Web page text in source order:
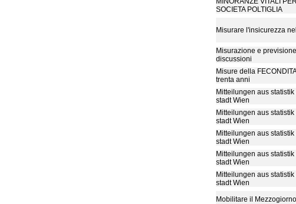
SOCIETA POLTIGLIA
Misurare l'insicurezza
Misurazione e
discussioni
Misure della
trenta anni
Mitteilungen aus
stadt Wien
Mitteilungen aus
stadt Wien
Mitteilungen aus
stadt Wien
Mitteilungen aus
stadt Wien
Mitteilungen aus
stadt Wien
Mobilitare il